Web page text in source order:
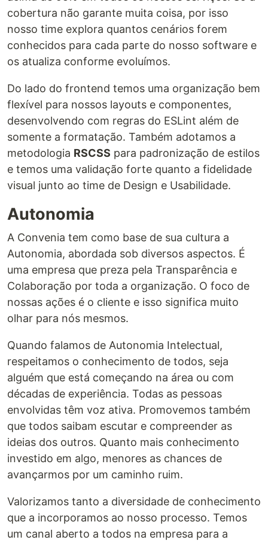
cobertura não garante muita coisa, por isso
nosso time explora quantos cenários forem
conhecidos para cada parte do nosso software e
os atualiza conforme evoluímos.
Do lado do frontend temos uma organização bem
flexível para nossos layouts e componentes,
desenvolvendo com regras do ESLint além de
somente a formatação. Também adotamos a
metodologia RSCSS para padronização de estilos
e temos uma validação forte quanto a fidelidade
visual junto ao time de Design e Usabilidade.
Autonomia
A Convenia tem como base de sua cultura a
Autonomia, abordada sob diversos aspectos. É
uma empresa que preza pela Transparência e
Colaboração por toda a organização. O foco de
nossas ações é o cliente e isso significa muito
olhar para nós mesmos.
Quando falamos de Autonomia Intelectual,
respeitamos o conhecimento de todos, seja
alguém que está começando na área ou com
décadas de experiência. Todas as pessoas
envolvidas têm voz ativa. Promovemos também
que todos saibam escutar e compreender as
ideias dos outros. Quanto mais conhecimento
investido em algo, menores as chances de
avançarmos por um caminho ruim.
Valorizamos tanto a diversidade de conhecimento
que a incorporamos ao nosso processo. Temos
um canal aberto a todos na empresa para a